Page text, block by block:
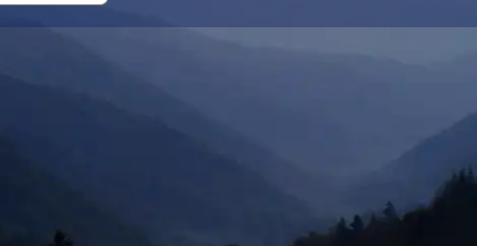
billets et tours pour Smoky
Attractions et visites